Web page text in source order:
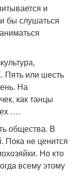
и
бы слушаться
Пять или шесть
На
как танцы
….
общества. В
Пока не ценится
Но кто
всему этому